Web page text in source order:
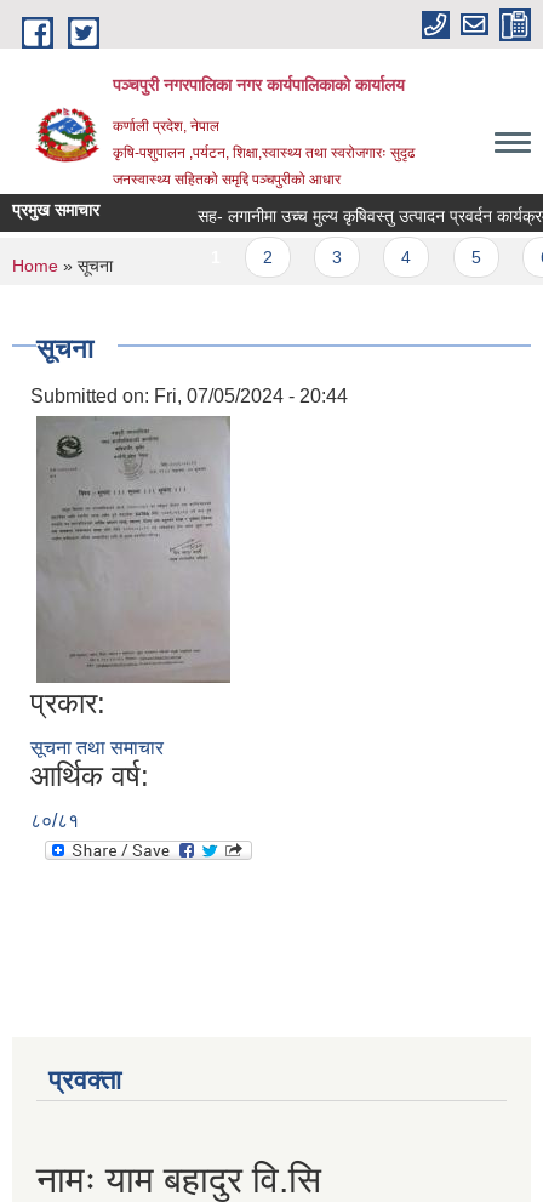
Skip to main content
पञ्चपुरी नगरपालिका नगर कार्यपालिकाको कार्यालय
कर्णाली प्रदेश, नेपाल
कृषि-पशुपालन ,पर्यटन, शिक्षा,स्वास्थ्य तथा स्वरोजगारः सुदृढ
जनस्वास्थ्य सहितको समृद्दि पञ्चपुरीको आधार
प्रमुख समाचार सह- लगानीमा उच्च मुल्य कृषिवस्तु उत्पादन प्रवर्दन
Pages
You are here
Home » सूचना
सूचना
Submitted on: Fri, 07/05/2024 - 20:44
प्रकार:
सूचना तथा समाचार
आर्थिक वर्ष:
८०/८१
प्रवक्ता
नामः याम बहादुर वि.सि